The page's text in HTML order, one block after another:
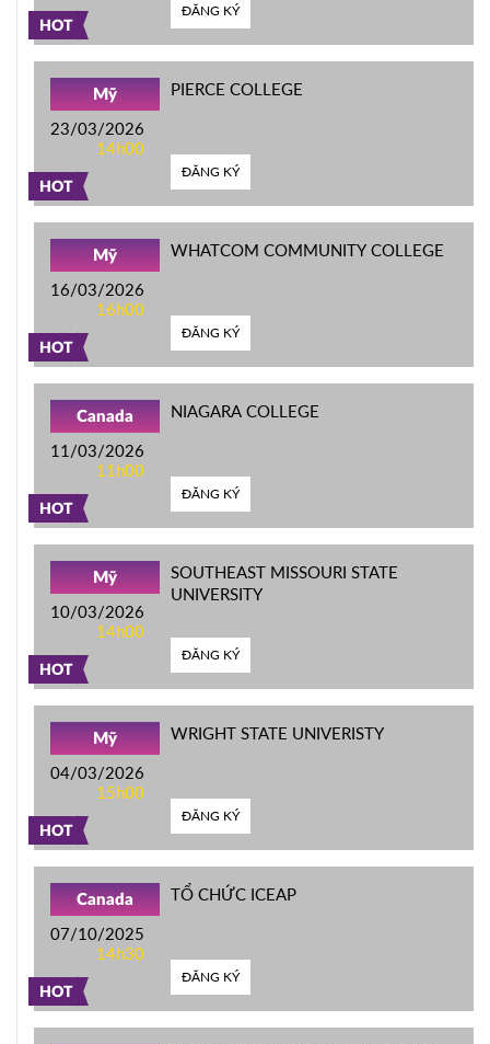
HOT
ĐĂNG KÝ
HOT
Mỹ
23/03/2026
14h00
PIERCE COLLEGE
ĐĂNG KÝ
HOT
Mỹ
16/03/2026
16h00
WHATCOM COMMUNITY COLLEGE
ĐĂNG KÝ
HOT
Canada
11/03/2026
11h00
NIAGARA COLLEGE
ĐĂNG KÝ
HOT
Mỹ
10/03/2026
14h00
SOUTHEAST MISSOURI STATE
UNIVERSITY
ĐĂNG KÝ
HOT
Mỹ
04/03/2026
15h00
WRIGHT STATE UNIVERISTY
ĐĂNG KÝ
HOT
Canada
07/10/2025
14h30
TỔ CHỨC ICEAP
ĐĂNG KÝ